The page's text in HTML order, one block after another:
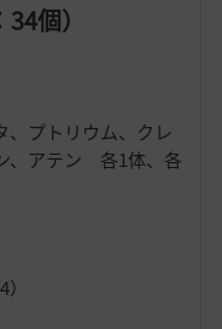
個）
、プトリウム、クレ
、アテン 各1体、各